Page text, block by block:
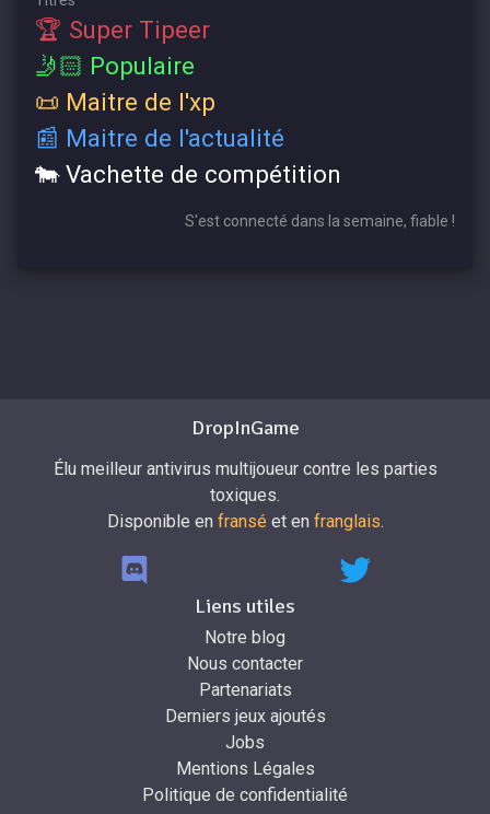
🏆 Super Tipeer
🤳🏻 Populaire
📜 Maitre de l'xp
📰 Maitre de l'actualité
🐄 Vachette de compétition
S'est connecté dans la semaine, fiable !
DropInGame
Élu meilleur antivirus multijoueur contre les parties
toxiques.
Disponible en fransé et en franglais.
Liens utiles
Notre blog
Nous contacter
Partenariats
Derniers jeux ajoutés
Jobs
Mentions Légales
Politique de confidentialité